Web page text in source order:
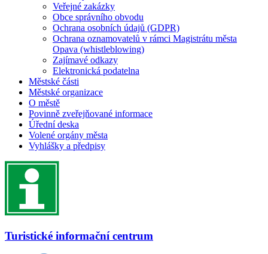
Veřejné zakázky
Obce správního obvodu
Ochrana osobních údajů (GDPR)
Ochrana oznamovatelů v rámci Magistrátu města
Opava (whistleblowing)
Zajímavé odkazy
Elektronická podatelna
Městské části
Městské organizace
O městě
Povinně zveřejňované informace
Úřední deska
Volené orgány města
Vyhlášky a předpisy
Turistické informační centrum